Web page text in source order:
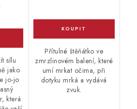
sílu
jako
jo-jo
která
Přítulné štěňátko ve
zmrzlinovém balení, které
umí mrkat očima, při
dotyku mrká a vydává
zvuk.